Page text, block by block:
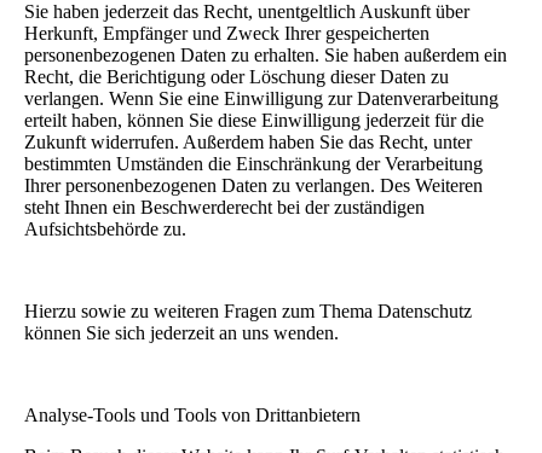
Sie haben jederzeit das Recht, unentgeltlich Auskunft über
Herkunft, Empfänger und Zweck Ihrer gespeicherten
personenbezogenen Daten zu erhalten. Sie haben außerdem ein
Recht, die Berichtigung oder Löschung dieser Daten zu
verlangen. Wenn Sie eine Einwilligung zur Datenverarbeitung
erteilt haben, können Sie diese Einwilligung jederzeit für die
Zukunft widerrufen. Außerdem haben Sie das Recht, unter
bestimmten Umständen die Einschränkung der Verarbeitung
Ihrer personenbezogenen Daten zu verlangen. Des Weiteren
steht Ihnen ein Beschwerderecht bei der zuständigen
Aufsichtsbehörde zu.
Hierzu sowie zu weiteren Fragen zum Thema Datenschutz
können Sie sich jederzeit an uns wenden.
Analyse-Tools und Tools von Dritt­anbietern